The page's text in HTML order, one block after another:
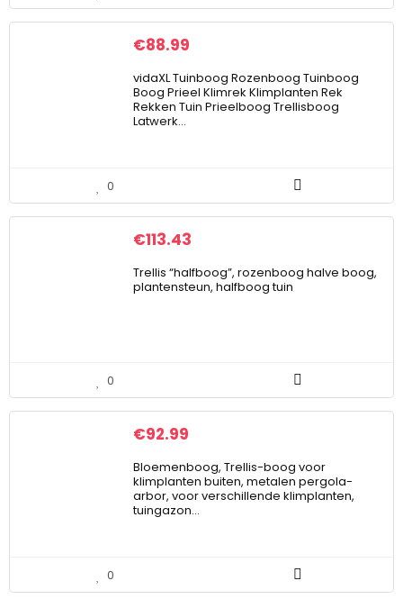
€88.99
vidaXL Tuinboog Rozenboog Tuinboog
Boog Prieel Klimrek Klimplanten Rek
Rekken Tuin Prieelboog Trellisboog
Latwerk…
0
€113.43
Trellis “halfboog”, rozenboog halve boog,
plantensteun, halfboog tuin
0
€92.99
Bloemenboog, Trellis-boog voor
klimplanten buiten, metalen pergola-
arbor, voor verschillende klimplanten,
tuingazon…
0